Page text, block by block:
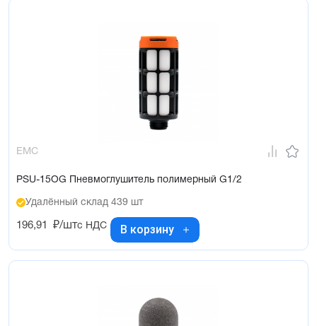
EMC
PSU-15OG Пневмоглушитель полимерный G1/2
Удалённый склад 439 шт
196,91 ₽/штс НДС В корзину